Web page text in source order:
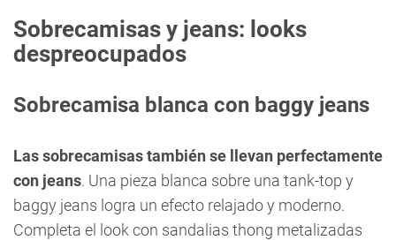
Sobrecamisas y jeans: looks
despreocupados
Sobrecamisa blanca con baggy jeans
Las sobrecamisas también se llevan perfectamente
con jeans. Una pieza blanca sobre una tank-top y
baggy jeans logra un efecto relajado y moderno.
Completa el look con sandalias thong metalizadas